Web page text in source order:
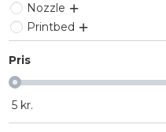
Nozzle
Printbed
Pris
5kr.